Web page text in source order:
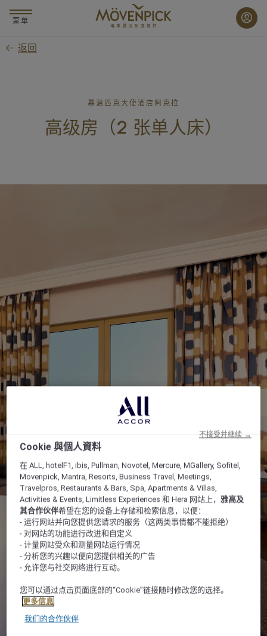
要
菜单
返回
慕温匹克大使酒店阿克拉
高级房（2 张单人床）
Cookie 與個人資料
在 ALL, hotelF1, ibis, Pullman, Novotel, Mercure, MGallery, Sofitel,
Movenpick, Mantra, Resorts, Business Travel, Meetings,
Travelpros, Restaurants & Bars, Spa, Apartments & Villas,
Activities & Events, Limitless Experiences 和 Hera 网站上， 雅高及
其合作伙伴希望在您的设备上存储和检索信息，以便：
- 运行网站并向您提供您请求的服务（这两类事情都不能拒绝）
- 对网站的功能进行改进和自定义
- 计量网站受众和测量网站运行情况
- 分析您的兴趣以便向您提供相关的广告
- 允许您与社交网络进行互动。
您可以通过点击页面底部的“Cookie”链接随时修改您的选择。
更多信息
我们的合作伙伴
不接受并继续 →